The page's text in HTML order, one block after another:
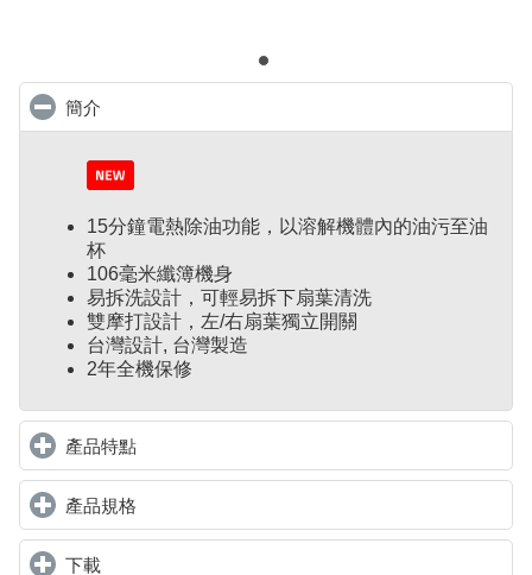
簡介
15分鐘電熱除油功能，以溶解機體內的油污至油
杯
106毫米纖簿機身
易拆洗設計，可輕易拆下扇葉清洗
雙摩打設計，左/右扇葉獨立開關
台灣設計, 台灣製造
2年全機保修
產品特點click to expand contents
產品規格
下載click to expand contents